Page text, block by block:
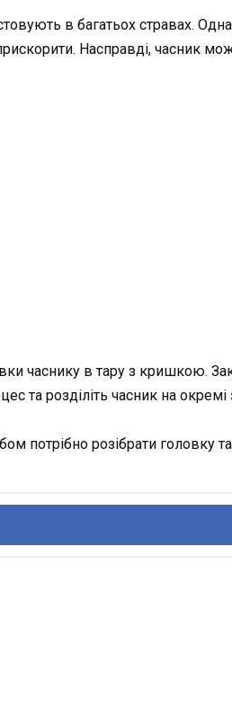
в багатьох стравах.
Насправді, часник
часнику в тару з кришкою.
та розділіть часник на окремі
потрібно розібрати головку